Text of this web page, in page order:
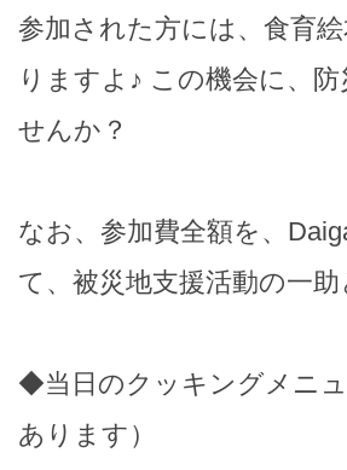
参加された方には、食育
りますよ♪ この機会に、
せんか？
なお、参加費全額を、
て、被災地支援活動の一
◆当日のクッキングメニ
あります）